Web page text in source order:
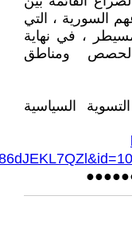
السورية ، التي
، في نهاية
ومناطق
السياسية